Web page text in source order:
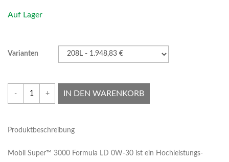
Auf Lager
Varianten
- + IN DEN WARENKORB
Produktbeschreibung
Mobil Super™ 3000 Formula LD 0W-30 ist ein Hochleistungs-